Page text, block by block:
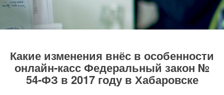
Какие изменения внёс в особенности
онлайн-касс Федеральный закон №
54-ФЗ в 2017 году в Хабаровске